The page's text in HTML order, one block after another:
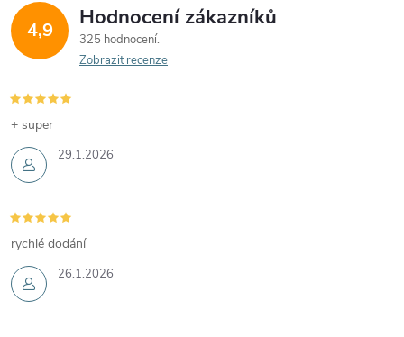
4,9 Hodnocení zákazníků
325 hodnocení
Zobrazit recenze
29.1.2026
+ super
26.1.2026
rychlé dodání